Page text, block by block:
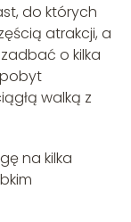
do których
atrakcji, a
o kilka
walką z
na kilka